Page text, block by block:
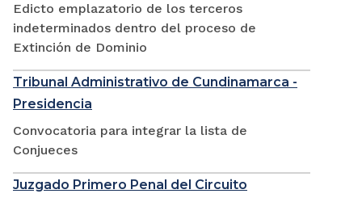
Edicto emplazatorio de los terceros
indeterminados dentro del proceso de
Extinción de Dominio
Tribunal Administrativo de Cundinamarca -
Presidencia
Convocatoria para integrar la lista de
Conjueces
Juzgado Primero Penal del Circuito